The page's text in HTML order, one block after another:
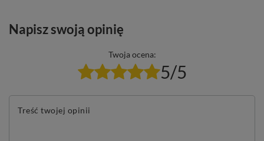
Napisz swoją opinię
Twoja ocena:
5/5
Treść twojej opinii